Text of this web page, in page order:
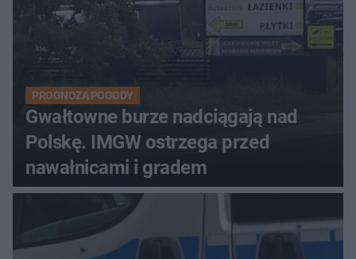
PROGNOZA POGODY
Gwałtowne burze nadciągają nad
Polskę. IMGW ostrzega przed
nawałnicami i gradem